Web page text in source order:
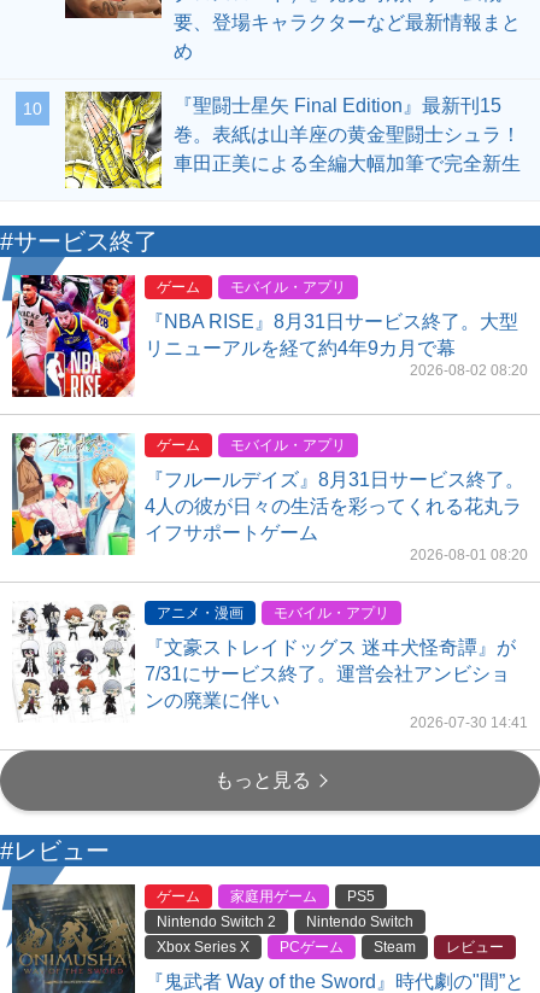
要、登場キャラクターなど最新情報まと
め
10
『聖闘士星矢 Final Edition』最新刊15
巻。表紙は山羊座の黄金聖闘士シュラ！
車田正美による全編大幅加筆で完全新生
#サービス終了
ゲーム モバイル・アプリ
『NBA RISE』8月31日サービス終了。大型
リニューアルを経て約4年9カ月で幕
2026-08-02 08:20
ゲーム モバイル・アプリ
『フルールデイズ』8月31日サービス終了。
4人の彼が日々の生活を彩ってくれる花丸ラ
イフサポートゲーム
2026-08-01 08:20
アニメ・漫画 モバイル・アプリ
『文豪ストレイドッグス 迷ヰ犬怪奇譚』が
7/31にサービス終了。運営会社アンビショ
ンの廃業に伴い
2026-07-30 14:41
もっと見る
#レビュー
ゲーム 家庭用ゲーム
PS5
Nintendo Switch 2
Nintendo Switch
Xbox Series X
PCゲーム Steam レビュー
『鬼武者 Way of the Sword』時代劇の"間”と